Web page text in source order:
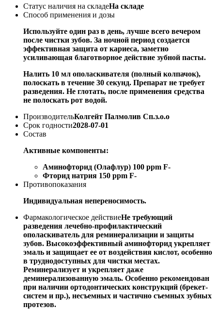
Статус наличия на складеНа складе
Способ применения и дозы
Используйте один раз в день, лучше всего вечером
после чистки зубов. За ночной период создается
эффективная защита от кариеса, заметно
усиливающая благотворное действие зубной пасты.
Налить 10 мл ополаскивателя (полный колпачок),
полоскать в течение 30 секунд. Препарат не требует
разведения. Не глотать, после применения средства
не полоскать рот водой.
ПроизводительКолгейт Палмолив Сп.з.о.о
Срок годности2028-07-01
Состав
Активные компоненты:
Аминофторид (Олафлур) 100 ppm F-
Фторид натрия 150 ppm F-
Противопоказания
Индивидуальная непереносимость.
Фармакологическое действиеНе требующий
разведения лечебно-профилактический
ополаскиватель для реминерализации и защиты
зубов. Высокоэффективный аминофторид укрепляет
эмаль и защищает ее от воздействия кислот, особенно
в труднодоступных для чистки местах.
Реминерализует и укрепляет даже
деминерализованную эмаль. Особенно рекомендован
при наличии ортодонтических конструкций (брекет-
систем и пр.), несъемных и частично съемных зубных
протезов.